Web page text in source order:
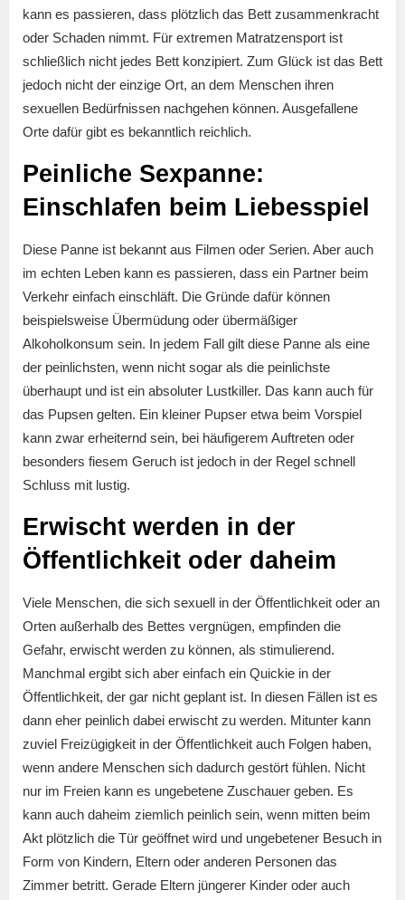
kann es passieren, dass plötzlich das Bett zusammenkracht
oder Schaden nimmt. Für extremen Matratzensport ist
schließlich nicht jedes Bett konzipiert. Zum Glück ist das Bett
jedoch nicht der einzige Ort, an dem Menschen ihren
sexuellen Bedürfnissen nachgehen können. Ausgefallene
Orte dafür gibt es bekanntlich reichlich.
Peinliche Sexpanne:
Einschlafen beim Liebesspiel
Diese Panne ist bekannt aus Filmen oder Serien. Aber auch
im echten Leben kann es passieren, dass ein Partner beim
Verkehr einfach einschläft. Die Gründe dafür können
beispielsweise Übermüdung oder übermäßiger
Alkoholkonsum sein. In jedem Fall gilt diese Panne als eine
der peinlichsten, wenn nicht sogar als die peinlichste
überhaupt und ist ein absoluter Lustkiller. Das kann auch für
das Pupsen gelten. Ein kleiner Pupser etwa beim Vorspiel
kann zwar erheiternd sein, bei häufigerem Auftreten oder
besonders fiesem Geruch ist jedoch in der Regel schnell
Schluss mit lustig.
Erwischt werden in der
Öffentlichkeit oder daheim
Viele Menschen, die sich sexuell in der Öffentlichkeit oder an
Orten außerhalb des Bettes vergnügen, empfinden die
Gefahr, erwischt werden zu können, als stimulierend.
Manchmal ergibt sich aber einfach ein Quickie in der
Öffentlichkeit, der gar nicht geplant ist. In diesen Fällen ist es
dann eher peinlich dabei erwischt zu werden. Mitunter kann
zuviel Freizügigkeit in der Öffentlichkeit auch Folgen haben,
wenn andere Menschen sich dadurch gestört fühlen. Nicht
nur im Freien kann es ungebetene Zuschauer geben. Es
kann auch daheim ziemlich peinlich sein, wenn mitten beim
Akt plötzlich die Tür geöffnet wird und ungebetener Besuch in
Form von Kindern, Eltern oder anderen Personen das
Zimmer betritt. Gerade Eltern jüngerer Kinder oder auch